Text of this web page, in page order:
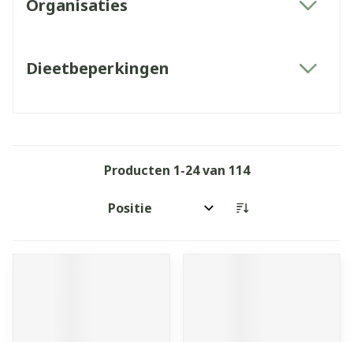
Organisaties
Dieetbeperkingen
Producten 1-24van 114
Sorteer op: